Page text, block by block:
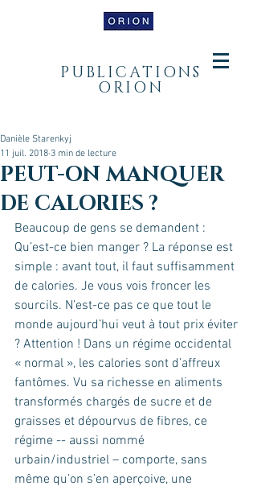
PUBLICATIONS
ORION
PEUT-ON MANQUER
DE CALORIES ?
Danièle Starenkyj
11 juil. 2018 3 min de lecture
Beaucoup de gens se demandent :
Qu’est-ce bien manger ? La réponse est
simple : avant tout, il faut suffisamment
de calories. Je vous vois froncer les
sourcils. N’est-ce pas ce que tout le
monde aujourd’hui veut à tout prix éviter
? Attention ! Dans un régime occidental
« normal », les calories sont d’affreux
fantômes. Vu sa richesse en aliments
transformés chargés de sucre et de
graisses et dépourvus de fibres, ce
régime -- aussi nommé
urbain/industriel – comporte, sans
même qu’on s’en aperçoive, une